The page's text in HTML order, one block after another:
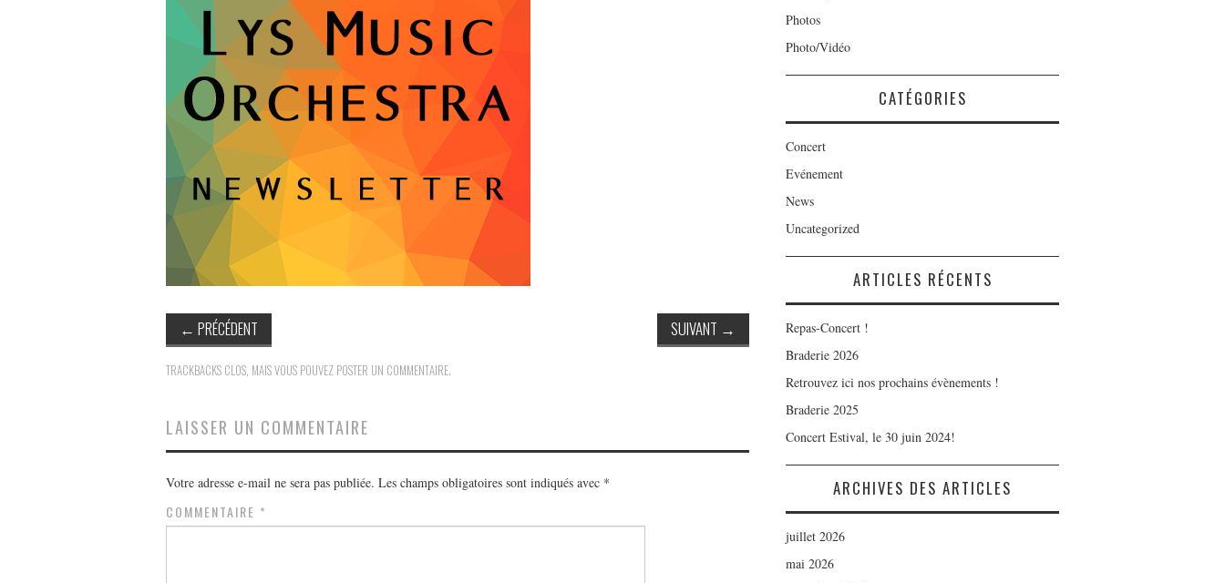
← PRÉCÉDENT SUIVANT →
TRACKBACKS CLOS, MAIS VOUS POUVEZ POSTER UN COMMENTAIRE.
LAISSER UN COMMENTAIRE
Votre adresse e-mail ne sera pas publiée. Les champs obligatoires sont indiqués avec *
COMMENTAIRE *
Photos
Photo/Vidéo
CATÉGORIES
Concert
Evénement
News
Uncategorized
ARTICLES RÉCENTS
Repas-Concert !
Braderie 2026
Retrouvez ici nos prochains évènements !
Braderie 2025
Concert Estival, le 30 juin 2024!
ARCHIVES DES ARTICLES
juillet 2026
mai 2026